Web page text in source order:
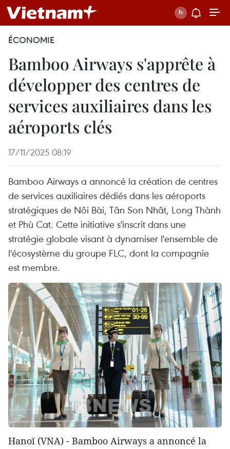
ÉCONOMIE
Bamboo Airways s'apprête à
développer des centres de
services auxiliaires dans les
aéroports clés
17/11/2025 08:19
Bamboo Airways a annoncé la création de centres
de services auxiliaires dédiés dans les aéroports
stratégiques de Nôi Bài, Tân Son Nhât, Long Thành
et Phù Cat. Cette initiative s'inscrit dans une
stratégie globale visant à dynamiser l'ensemble de
l'écosystème du groupe FLC, dont la compagnie
est membre.
Hanoï (VNA) - Bamboo Airways a annoncé la